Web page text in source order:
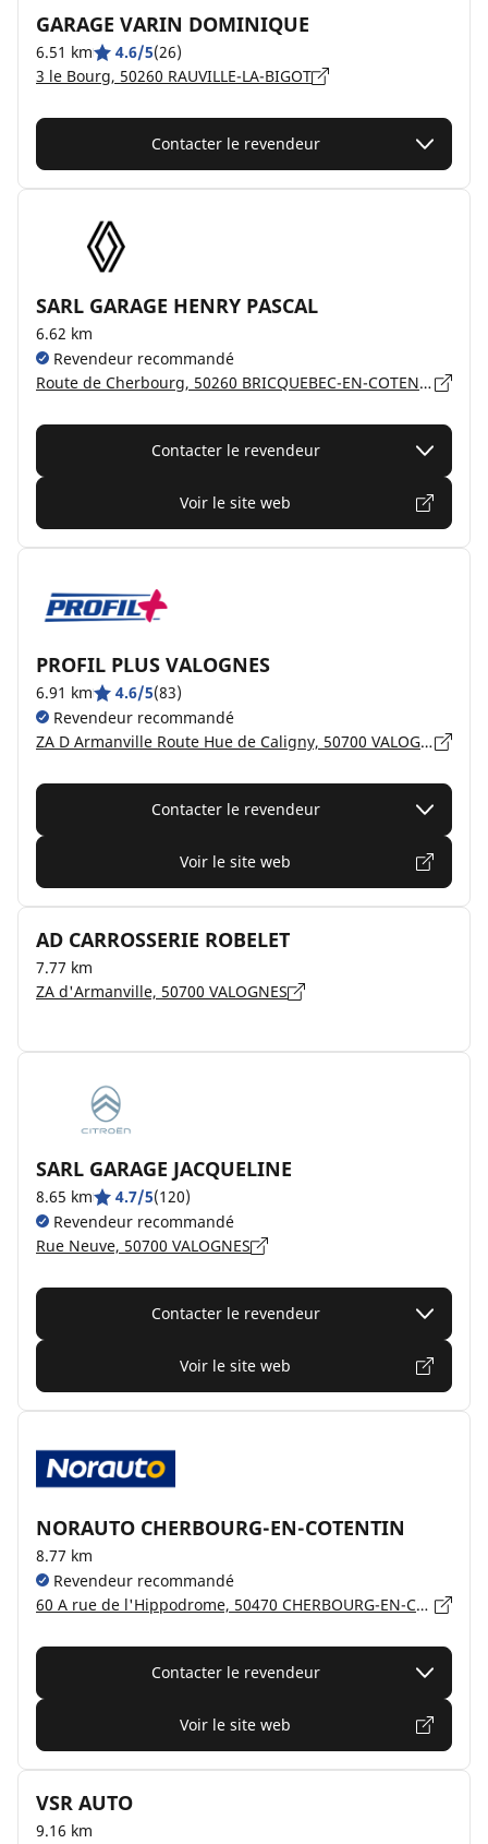
GARAGE VARIN DOMINIQUE
6.51 km 4.6/5(26)
3 le Bourg, 50260 RAUVILLE-LA-BIGOT
Contacter le revendeur
SARL GARAGE HENRY PASCAL
6.62 km
Revendeur recommandé
Route de Cherbourg, 50260 BRICQUEBEC-EN-COTENTIN
Contacter le revendeur
Voir le site web
PROFIL PLUS VALOGNES
6.91 km 4.6/5(83)
Revendeur recommandé
ZA D Armanville Route Hue de Caligny, 50700 VALOGNES
Contacter le revendeur
Voir le site web
AD CARROSSERIE ROBELET
7.77 km
ZA d'Armanville, 50700 VALOGNES
SARL GARAGE JACQUELINE
8.65 km 4.7/5(120)
Revendeur recommandé
Rue Neuve, 50700 VALOGNES
Contacter le revendeur
Voir le site web
NORAUTO CHERBOURG-EN-COTENTIN
8.77 km
Revendeur recommandé
60 A rue de l'Hippodrome, 50470 CHERBOURG-EN-COTENTIN
Contacter le revendeur
Voir le site web
VSR AUTO
9.16 km